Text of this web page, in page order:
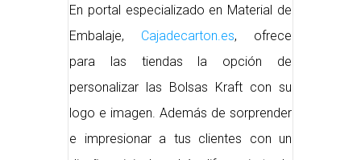
En portal especializado en Material de
Embalaje, Cajadecarton.es, ofrece
para las tiendas la opción de
personalizar las Bolsas Kraft con su
logo e imagen. Además de sorprender
e impresionar a tus clientes con un